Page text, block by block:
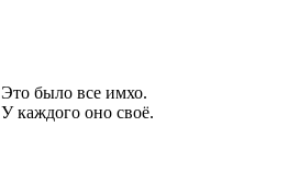
Это было все имхо.
У каждого оно своё.